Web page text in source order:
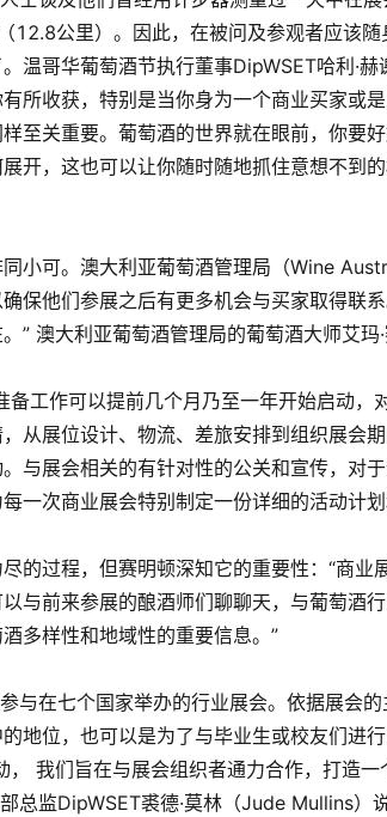
12.8公里）。因此，在被问及参观者应该
温哥华葡萄酒节执行董事DipWSET哈利·
所收获，特别是当你身为一个商业买家或
至关重要。葡萄酒的世界就在眼前，你要
开，这也可以让你随时随地抓住意想不到
小可。澳大利亚葡萄酒管理局（Wine
保他们参展之后有更多机会与买家取得联
” 澳大利亚葡萄酒管理局的葡萄酒大师艾玛
备工作可以提前几个月乃至一年开始启动
从展位设计、物流、差旅安排到组织展会
与展会相关的有针对性的公关和宣传，对
一次商业展会特别制定一份详细的活动计
的过程，但赛明顿深知它的重要性：“商
与前来参展的酿酒师们聊聊天，与葡萄酒
多样性和地域性的重要信息。”
与在七个国家举办的行业展会。依据展会
地位，也可以是为了与毕业生或校友们进
， 我们旨在与展会组织者通力合作，打造
总监DipWSET裘德·莫林（Jude Mullins）说